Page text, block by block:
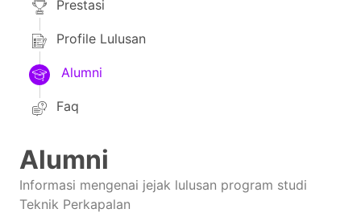
Prestasi
Profile Lulusan
Alumni
Faq
Alumni
Informasi mengenai jejak lulusan program studi
Teknik Perkapalan